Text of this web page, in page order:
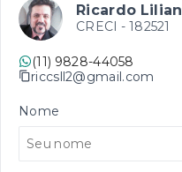
Ricardo Lilian
CRECI - 182521
(11) 9828-44058
riccsll2@gmail.com
Nome